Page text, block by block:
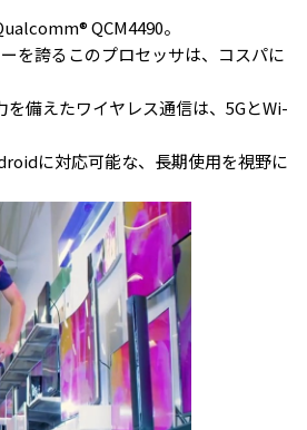
QCM4490。
を誇るこのプロセッサは、コスパに
を備えたワイヤレス通信は、5GとWi-
に対応可能な、長期使用を視野に